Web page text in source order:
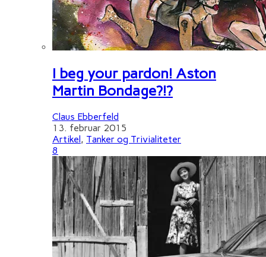
I beg your pardon! Aston
Martin Bondage?!?
Claus Ebberfeld
13. februar 2015
Artikel, Tanker og Trivialiteter
8